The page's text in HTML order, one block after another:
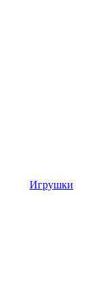
Игрушки